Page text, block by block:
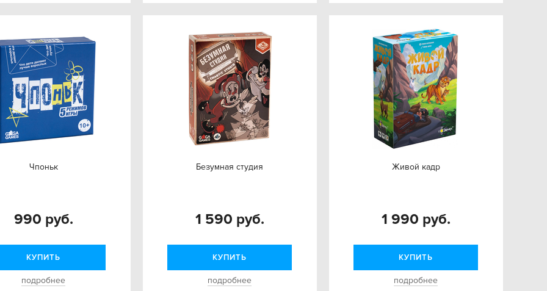
Чпоньк
990 руб.
КУПИТЬ
подробнее
Безумная студия
1 590 руб.
КУПИТЬ
подробнее
Живой кадр
1 990 руб.
КУПИТЬ
подробнее